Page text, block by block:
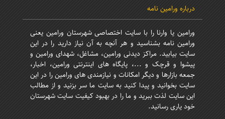
درباره ورامین نامه
ورامین یا وارنا را با سایت اختصاصی شهرستان ورامین یعنی
ورامین نامه بشناسید و هر آنچه به آن نیاز دارید را در این
سایت بیابید. مراکز دیدنی ورامین، مشاغل، شهدای ورامین و
پیشوا و قرچک و ...، پایگاه های اینترنتی ورامین، اخبار،
جمعه بازارها و دیگر امکانات و نیازمندی های ورامین را در این
سایت بخوانید و پیدا کنید به سایت ما سر بزنید و از مطالب
این سایت لذت ببرید و ما را در بهبود کیفیت سایت شهرستان
خود یاری رسانید.